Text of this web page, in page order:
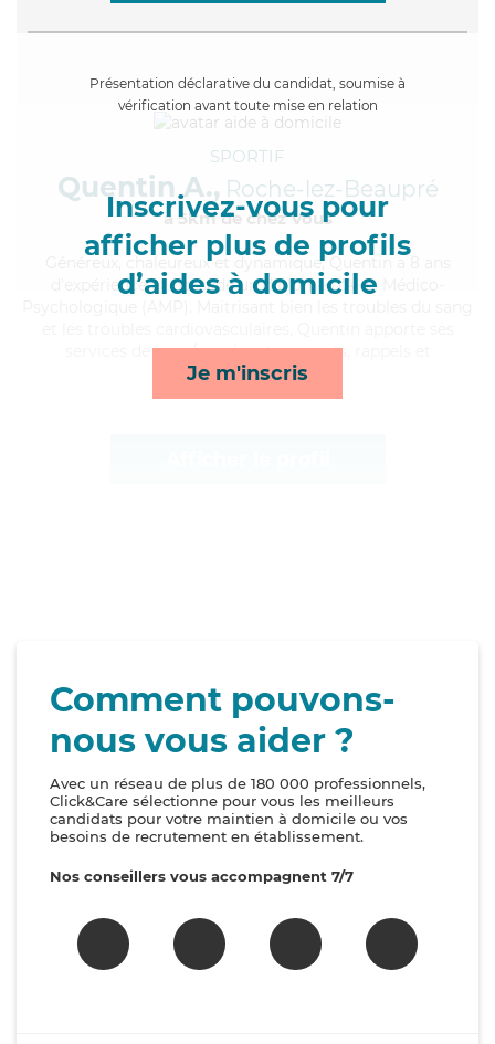
Présentation déclarative du candidat, soumise à
vérification avant toute mise en relation
Inscrivez-vous pour
afficher plus de profils
d’aides à domicile
Je m'inscris
SPORTIF
Quentin A., Roche-lez-Beaupré
à 5km de chez Vous
, chaleureux et dynamique, Quentin a 8 ans
d'expérience et possède un diplôme d'Aide Médico-
services de lever/coucher, transports, rappels et
lessive/repassage*
Comment pouvons-
nous vous aider ?
Avec un réseau de plus de 180 000 professionnels,
Click&Care sélectionne pour vous les meilleurs
candidats pour votre maintien à domicile ou vos
besoins de recrutement en établissement.
Nos conseillers vous accompagnent 7/7